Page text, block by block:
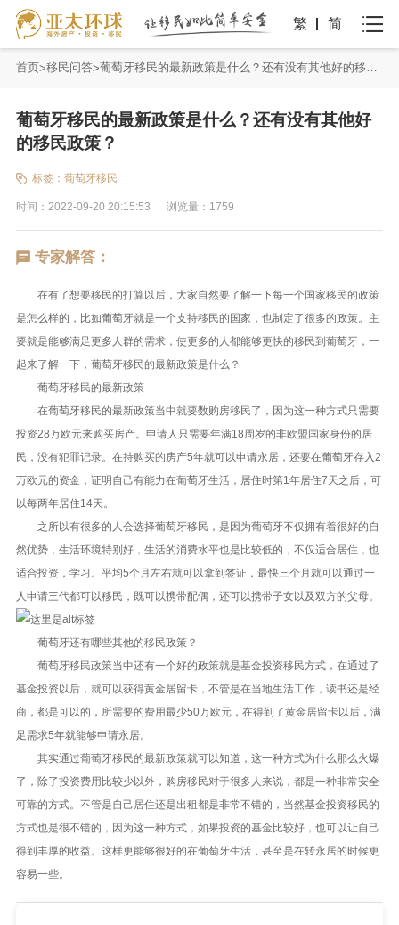
繁 简
首页 移民问答 葡萄牙移民的最新政策是什么？还有没有其他好的移民政策？
葡萄牙移民的最新政策是什么？还有没有其他好
的移民政策？
标签： 葡萄牙移民
时间：2022-09-20 20:15:53 浏览量：1759
专家解答：
在有了想要移民的打算以后，大家自然要了解一下每一个国家移民的政策
是怎么样的，比如葡萄牙就是一个支持移民的国家，也制定了很多的政策。主
要就是能够满足更多人群的需求，使更多的人都能够更快的移民到葡萄牙，一
起来了解一下，葡萄牙移民的最新政策是什么？
葡萄牙移民的最新政策
在葡萄牙移民的最新政策当中就要数购房移民了，因为这一种方式只需要
投资28万欧元来购买房产。申请人只需要年满18周岁的非欧盟国家身份的居
民，没有犯罪记录。在持购买的房产5年就可以申请永居，还要在葡萄牙存入2
万欧元的资金，证明自己有能力在葡萄牙生活，居住时第1年居住7天之后，可
以每两年居住14天。
之所以有很多的人会选择葡萄牙移民，是因为葡萄牙不仅拥有着很好的自
然优势，生活环境特别好，生活的消费水平也是比较低的，不仅适合居住，也
适合投资，学习。平均5个月左右就可以拿到签证，最快三个月就可以通过一
人申请三代都可以移民，既可以携带配偶，还可以携带子女以及双方的父母。
葡萄牙还有哪些其他的移民政策？
葡萄牙移民政策当中还有一个好的政策就是基金投资移民方式，在通过了
基金投资以后，就可以获得黄金居留卡，不管是在当地生活工作，读书还是经
商，都是可以的，所需要的费用最少50万欧元，在得到了黄金居留卡以后，满
足需求5年就能够申请永居。
其实通过葡萄牙移民的最新政策就可以知道，这一种方式为什么那么火爆
了，除了投资费用比较少以外，购房移民对于很多人来说，都是一种非常安全
可靠的方式。不管是自己居住还是出租都是非常不错的，当然基金投资移民的
方式也是很不错的，因为这一种方式，如果投资的基金比较好，也可以让自己
得到丰厚的收益。这样更能够很好的在葡萄牙生活，甚至是在转永居的时候更
容易一些。